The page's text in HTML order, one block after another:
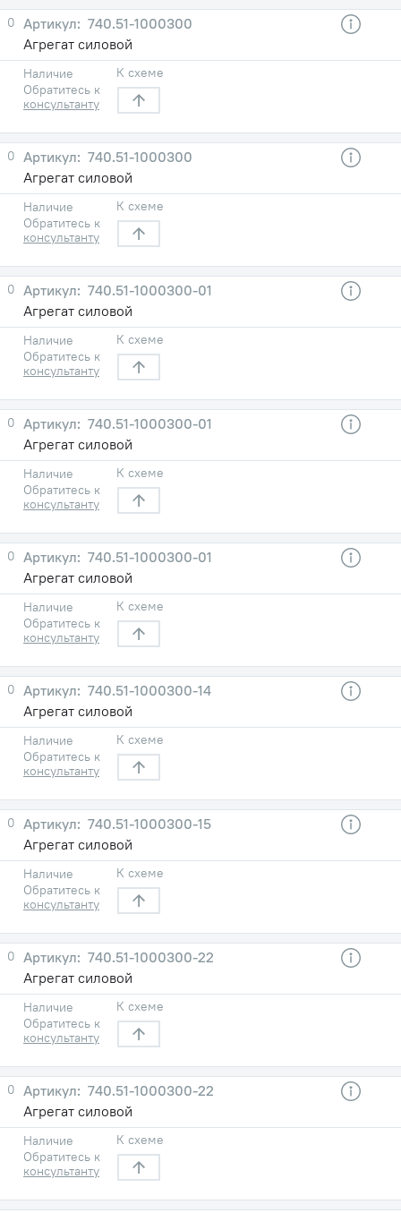
0
740.51-1000300
Агрегат силовой
Наличие
Обратитесь к
консультанту
К схеме
0
740.51-1000300
Агрегат силовой
Наличие
Обратитесь к
консультанту
К схеме
0
740.51-1000300-01
Агрегат силовой
Наличие
Обратитесь к
консультанту
К схеме
0
740.51-1000300-01
Агрегат силовой
Наличие
Обратитесь к
консультанту
К схеме
0
740.51-1000300-01
Агрегат силовой
Наличие
Обратитесь к
консультанту
К схеме
0
740.51-1000300-14
Агрегат силовой
Наличие
Обратитесь к
консультанту
К схеме
0
740.51-1000300-15
Агрегат силовой
Наличие
Обратитесь к
консультанту
К схеме
0
740.51-1000300-22
Агрегат силовой
Наличие
Обратитесь к
консультанту
К схеме
0
740.51-1000300-22
Агрегат силовой
Наличие
Обратитесь к
консультанту
К схеме